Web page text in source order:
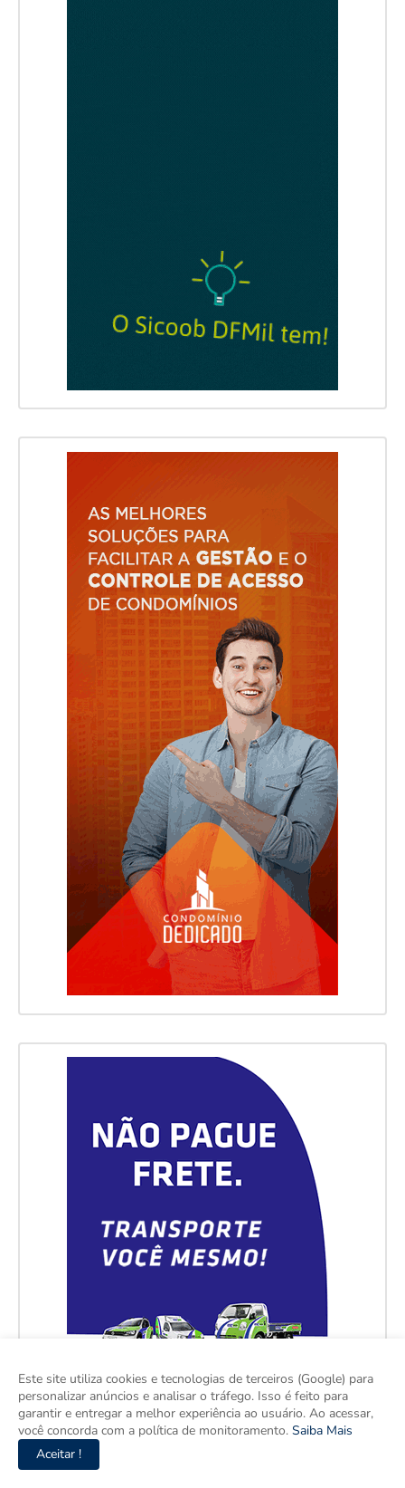
Este site utiliza cookies e tecnologias de terceiros (Google) para
personalizar anúncios e analisar o tráfego. Isso é feito para
garantir e entregar a melhor experiência ao usuário. Ao acessar,
você concorda com a política de monitoramento. Saiba Mais
Aceitar !